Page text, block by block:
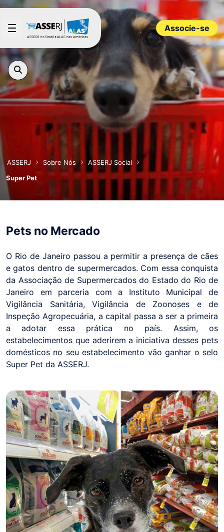
Pular para o Conteúdo principal
Associe-se
ASSERJ Sobre Nós
ASSERJ Social
Super Pet
Pets no Mercado
O Rio de Janeiro passou a permitir a presença de cães
e gatos dentro de supermercados. Com essa conquista
da Associação de Supermercados do Estado do Rio de
Janeiro em parceria com a Instituto Municipal de
Vigilância Sanitária, Vigilância de Zoonoses e de
Inspeção Agropecuária, a capital passa a ser a primeira
a adotar essa prática no país. Assim, os
estabelecimentos que aderirem a iniciativa desses pets
domésticos no seu estabelecimento vão ganhar o selo
Super Pet da ASSERJ.